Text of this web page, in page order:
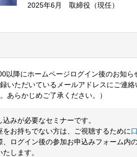
2025年6月 取締役（現任）
以降にホームページログイン後のお知
いただいているメールアドレスにご連
あらかじめご了承ください。）
みが必要なセミナーです。
をお持ちでない方は、ご視聴するために
、ログイン後の参加お申込みフォーム内
します。